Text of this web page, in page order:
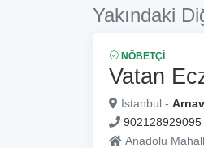
Yakındaki
NÖBETÇI
Vatan
İstanbul -
902128929095
Anadolu